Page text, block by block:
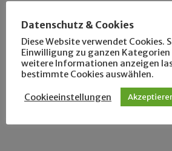
Der Leipziger Schmiedetag von 1904
Rennfahrer in Schönefeld und
Zu Fuß durch Anger-Crottendorf
Datenschutz & Cookies
Diese Website verwendet Cookies.
Einwilligung zu ganzen Kategorien
weitere Informationen anzeigen
bestimmte Cookies auswählen.
Cookieeinstellungen